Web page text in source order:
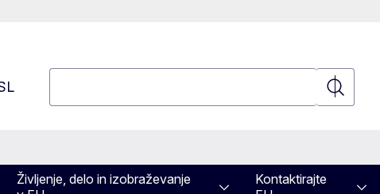
Življenje, delo in izobraževanje
Kontaktirajte